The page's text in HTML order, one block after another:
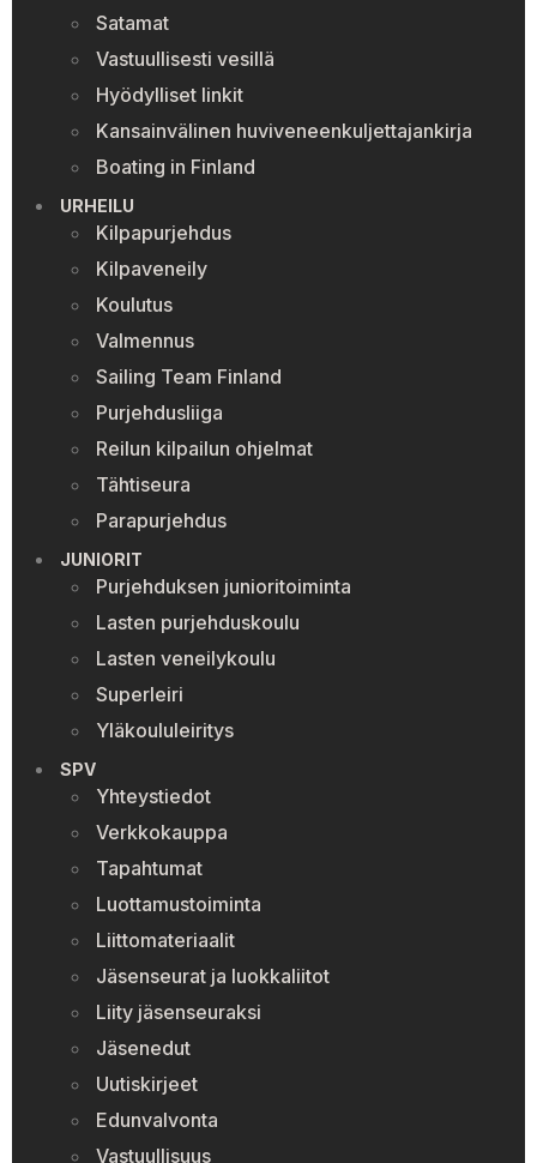
Satamat
Vastuullisesti vesillä
Hyödylliset linkit
Kansainvälinen huviveneenkuljettajankirja
Boating in Finland
URHEILU
Kilpapurjehdus
Kilpaveneily
Koulutus
Valmennus
Sailing Team Finland
Purjehdusliiga
Reilun kilpailun ohjelmat
Tähtiseura
Parapurjehdus
JUNIORIT
Purjehduksen junioritoiminta
Lasten purjehduskoulu
Lasten veneilykoulu
Superleiri
Yläkoululeiritys
SPV
Yhteystiedot
Verkkokauppa
Tapahtumat
Luottamustoiminta
Liittomateriaalit
Jäsenseurat ja luokkaliitot
Liity jäsenseuraksi
Jäsenedut
Uutiskirjeet
Edunvalvonta
Vastuullisuus